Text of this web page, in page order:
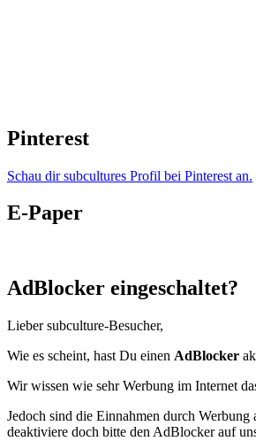
Pinterest
Schau dir subcultures Profil bei Pinterest an.
E-Paper
AdBlocker eingeschaltet?
Lieber subculture-Besucher,
Wie es scheint, hast Du einen AdBlocker
Wir wissen wie sehr Werbung im Internet
Jedoch sind die Einnahmen durch
deaktiviere doch bitte den AdBlocker auf